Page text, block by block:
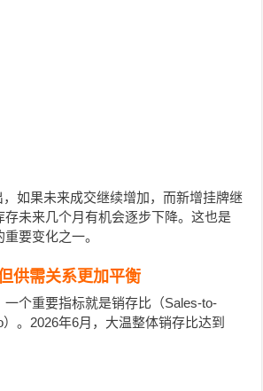
，如果未来成交继续增加，而新增挂牌继
存未来几个月有机会逐步下降。这也是
要变化之一。
供需关系更加平衡
一个重要指标就是销存比（Sales-to-
。2026年6月，大温整体销存比达到